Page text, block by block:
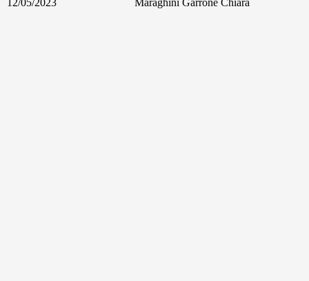
12/05/2023
Maraghini Garrone Chiara